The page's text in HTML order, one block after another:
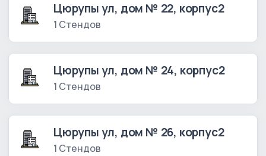
Цюрупы ул, дом № 22, корпус2
1 Стендов
Цюрупы ул, дом № 24, корпус2
1 Стендов
Цюрупы ул, дом № 26, корпус2
1 Стендов